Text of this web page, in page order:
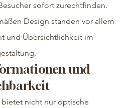
sofort zurechtfinden.
Design standen vor allem
und Übersichtlichkeit im
und
nicht nur optische